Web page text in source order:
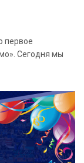
первое
Сегодня мы